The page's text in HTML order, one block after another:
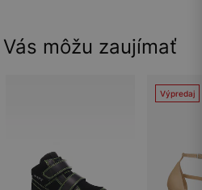
môžu zaujímať
Výpredaj